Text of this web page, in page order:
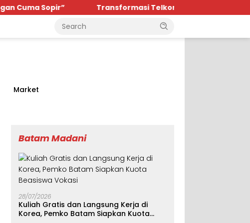
Transformasi TelkomGroup Mulai Tunjukkan Hasil,
Market
Batam Madani
28/07/2026
Kuliah Gratis dan Langsung Kerja di
Korea, Pemko Batam Siapkan Kuota